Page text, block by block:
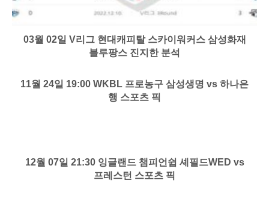
03월 02일 V리그 현대캐피탈 스카이워커스 삼성화재
블루팡스 진지한 분석
11월 24일 19:00 WKBL 프로농구 삼성생명 vs 하나은
행 스포츠 픽
12월 07일 21:30 잉글랜드 챔피언쉽 셰필드WED vs
프레스턴 스포츠 픽